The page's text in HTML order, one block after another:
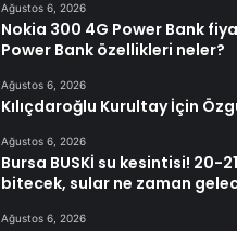
Ağustos 6, 2026
Nokia 300 4G Power Bank
Power Bank özellikleri neler?
Ağustos 6, 2026
Kılıçdaroğlu Kurultay İçin
Ağustos 6, 2026
Bursa BUSKİ su kesintisi! 20-
bitecek, sular ne zaman
Ağustos 6, 2026